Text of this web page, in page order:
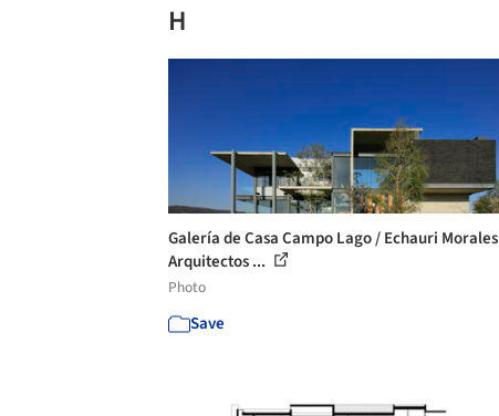
H
Galería de Casa Campo Lago / Echauri Morales
Arquitectos ...
Photo
Save